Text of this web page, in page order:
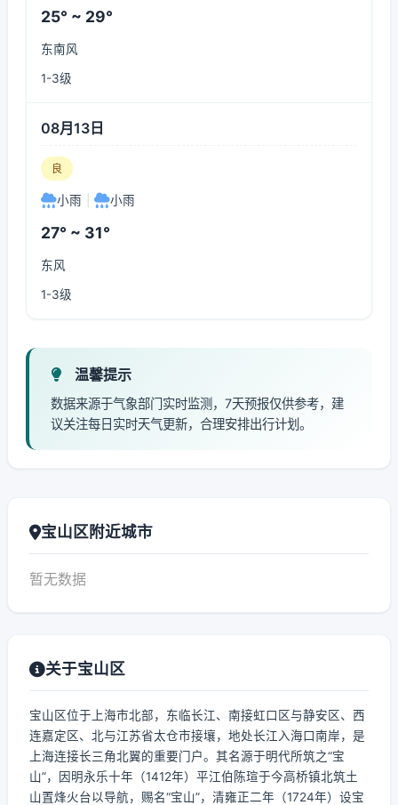
25° ~ 29°
东南风
1-3级
08月13日
良
小雨 小雨
27° ~ 31°
东风
1-3级
温馨提示
数据来源于气象部门实时监测，7天预报仅供参考，建
议关注每日实时天气更新，合理安排出行计划。
宝山区附近城市
暂无数据
关于宝山区
宝山区位于上海市北部，东临长江、南接虹口区与静安区、西
连嘉定区、北与江苏省太仓市接壤，地处长江入海口南岸，是
上海连接长三角北翼的重要门户。其名源于明代所筑之“宝
山”，因明永乐十年（1412年）平江伯陈瑄于今高桥镇北筑土
山置烽火台以导航，赐名“宝山”，清雍正二年（1724年）设宝